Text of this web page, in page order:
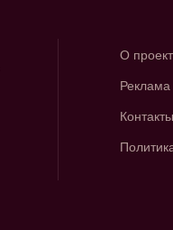
О
Реклама
Контакты